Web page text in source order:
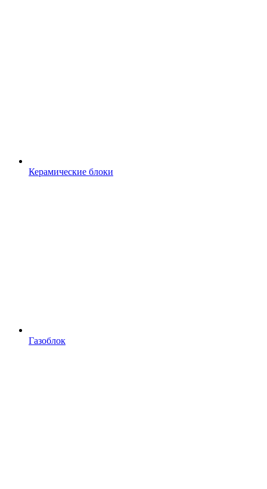
Керамические блоки
Газоблок